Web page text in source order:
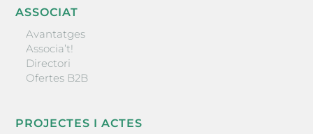
ASSOCIAT
Avantatges
Associa’t!
Directori
Ofertes B2B
PROJECTES I ACTES